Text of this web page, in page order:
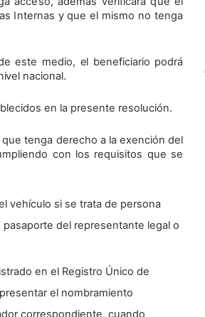
Internas y que el mismo no tenga
este medio, el beneficiario podrá
nacional.
en la presente resolución.
tenga derecho a la exención del
con los requisitos que se
vehículo si se trata de persona
del representante legal o
en el Registro Único de
el nombramiento
correspondiente, cuando